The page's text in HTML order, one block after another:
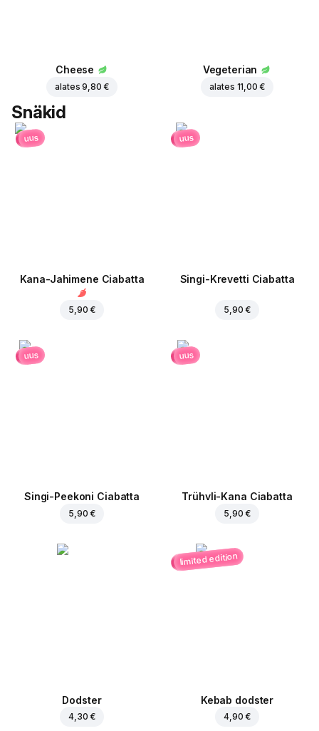
Cheese
alates9,80 €
Vegeterian
alates 11,00 €
Snäkid
uus
Kana-Jahimene Ciabatta
5,90 €
uus
Singi-Krevetti Ciabatta
5,90 €
uus
Singi-Peekoni Ciabatta
5,90 €
uus
Trühvli-Kana Ciabatta
5,90 €
Dodster
4,30 €
limited edition
Kebab dodster
4,90 €